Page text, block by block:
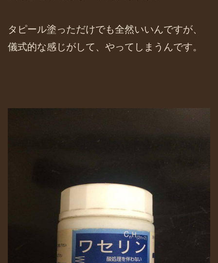
タピール塗っただけでも全然いいんですが、
儀式的な感じがして、やってしまうんです。